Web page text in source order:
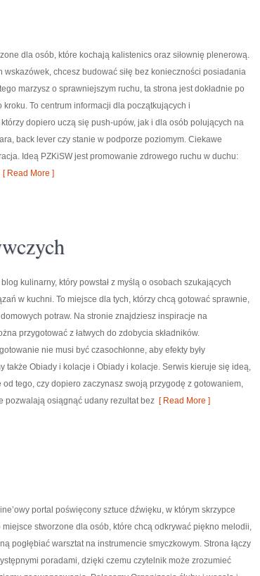
dla osób, które kochają kalistenics oraz siłownię plenerową.
wskazówek, chcesz budować siłę bez konieczności posiadania
marzysz o sprawniejszym ruchu, ta strona jest dokładnie po
To centrum informacji dla początkujących i
dopiero uczą się push-upów, jak i dla osób polujących na
back lever czy stanie w podporze poziomym. Ciekawe
Ideą PZKiSW jest promowanie zdrowego ruchu w duchu:
Read More ]
kulinarny, który powstał z myślą o osobach szukających
w kuchni. To miejsce dla tych, którzy chcą gotować sprawnie,
potraw. Na stronie znajdziesz inspiracje na
przygotować z łatwych do zdobycia składników.
nie musi być czasochłonne, aby efekty były
także Obiady i kolacje i Obiady i kolacje. Serwis kieruje się ideą,
tego, czy dopiero zaczynasz swoją przygodę z gotowaniem,
pozwalają osiągnąć udany rezultat bez [ Read More ]
portal poświęcony sztuce dźwięku, w którym skrzypce
miejsce stworzone dla osób, które chcą odkrywać piękno melodii,
pogłębiać warsztat na instrumencie smyczkowym. Strona łączy
poradami, dzięki czemu czytelnik może zrozumieć